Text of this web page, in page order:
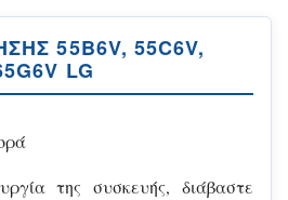
55B6V, 55C6V,
LG
της συσκευής, διάβαστε